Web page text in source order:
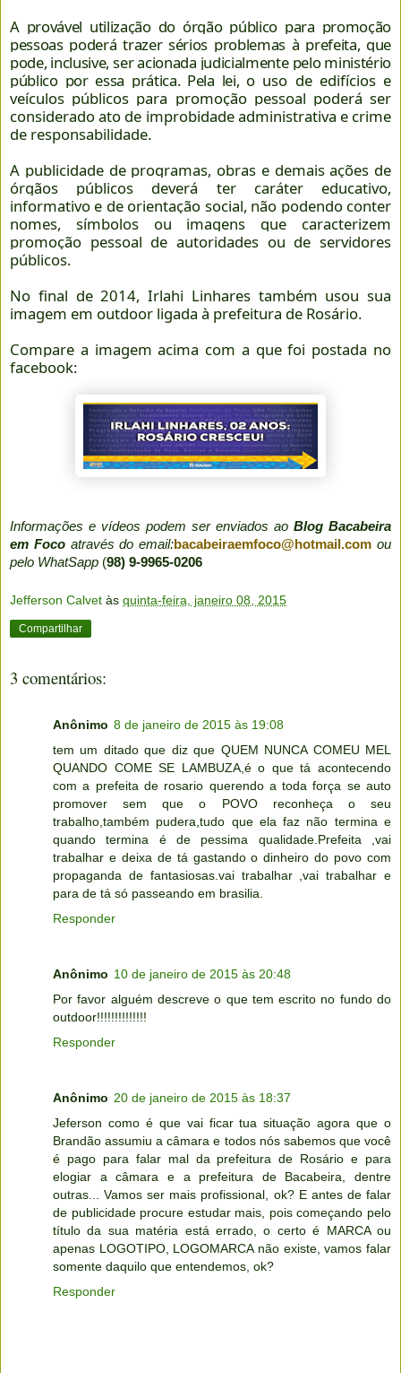
A provável utilização do órgão público para promoção
pessoas poderá trazer sérios problemas à prefeita, que
pode, inclusive, ser acionada judicialmente pelo ministério
público por essa prática. Pela lei, o uso de edifícios e
veículos públicos para promoção pessoal poderá ser
considerado ato de improbidade administrativa e crime
de responsabilidade.
A publicidade de programas, obras e demais ações de
órgãos públicos deverá ter caráter educativo,
informativo e de orientação social, não podendo conter
nomes, símbolos ou imagens que caracterizem
promoção pessoal de autoridades ou de servidores
públicos.
No final de 2014, Irlahi Linhares também usou sua
imagem em outdoor ligada à prefeitura de Rosário.
Compare a imagem acima com a que foi postada no
facebook:
Informações e vídeos podem ser enviados ao Blog Bacabeira
em Focoatravés do email:bacabeiraemfoco@hotmail.com ou
pelo WhatSapp (98) 9-9965-0206
Jefferson Calvet às quinta-feira, janeiro 08, 2015
Compartilhar
3 comentários:
Anônimo 8 de janeiro de 2015 às 19:08
tem um ditado que diz que QUEM NUNCA COMEU MEL
QUANDO COME SE LAMBUZA,é o que tá acontecendo
com a prefeita de rosario querendo a toda força se auto
promover sem que o POVO reconheça o seu
trabalho,também pudera,tudo que ela faz não termina e
quando termina é de pessima qualidade.Prefeita ,vai
trabalhar e deixa de tá gastando o dinheiro do povo com
propaganda de fantasiosas.vai trabalhar ,vai trabalhar e
para de tá só passeando em brasilia.
Responder
Anônimo 10 de janeiro de 2015 às 20:48
Por favor alguém descreve o que tem escrito no fundo do
outdoor!!!!!!!!!!!!!!
Responder
Anônimo 20 de janeiro de 2015 às 18:37
Jeferson como é que vai ficar tua situação agora que o
Brandão assumiu a câmara e todos nós sabemos que você
é pago para falar mal da prefeitura de Rosário e para
elogiar a câmara e a prefeitura de Bacabeira, dentre
outras... Vamos ser mais profissional, ok? E antes de falar
de publicidade procure estudar mais, pois começando pelo
título da sua matéria está errado, o certo é MARCA ou
apenas LOGOTIPO, LOGOMARCA não existe, vamos falar
somente daquilo que entendemos, ok?
Responder